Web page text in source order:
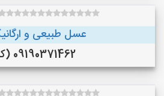
عسل طبیعی و
09190371462 (کرج)